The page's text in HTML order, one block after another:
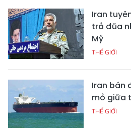
Iran
trả đũa
Mỹ
THẾ GIỚI
Iran bán
mỏ giữa
THẾ GIỚI